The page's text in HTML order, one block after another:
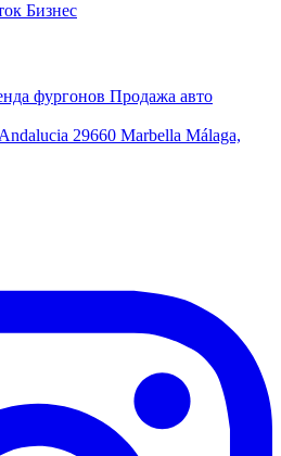
Бизнес
фургонов Продажа авто
29660 Marbella Málaga,